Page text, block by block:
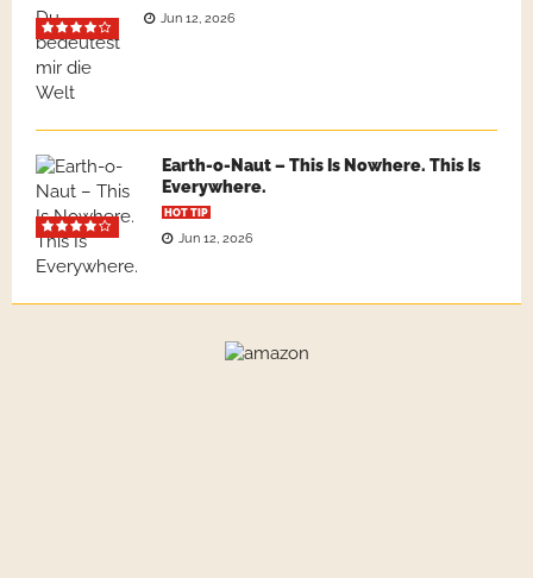
Jun 12, 2026
Earth-o-Naut – This Is Nowhere. This Is
Everywhere.
HOT TIP
Jun 12, 2026